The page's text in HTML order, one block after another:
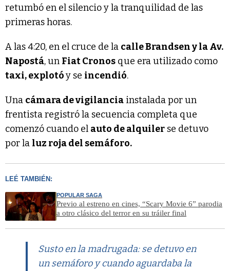
retumbó en el silencio y la tranquilidad de las
primeras horas.
A las 4:20, en el cruce de la calle Brandsen y la Av.
Napostá, un Fiat Cronos que era utilizado como
taxi, explotóy se incendió.
Una cámara de vigilancia instalada por un
frentista registró la secuencia completa que
comenzó cuando el auto de alquiler se detuvo
por la luz roja del semáforo.
LEÉ TAMBIÉN:
POPULAR SAGA
Previo al estreno en cines, “Scary Movie 6” parodia
a otro clásico del terror en su tráiler final
Susto en la madrugada: se detuvo en
un semáforo y cuando aguardaba la